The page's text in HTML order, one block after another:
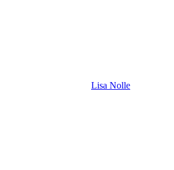
Lisa Nolle